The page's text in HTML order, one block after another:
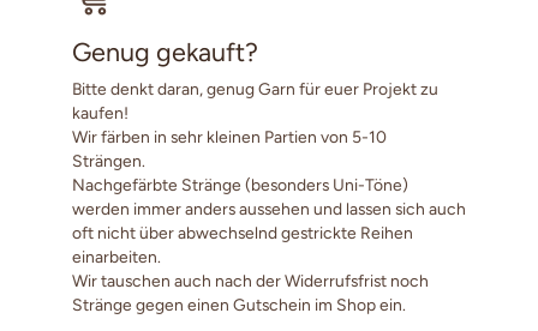
Genug gekauft?
Bitte denkt daran, genug Garn für euer Projekt zu
kaufen!
Wir färben in sehr kleinen Partien von 5-10
Strängen.
Nachgefärbte Stränge (besonders Uni-Töne)
werden immer anders aussehen und lassen sich auch
oft nicht über abwechselnd gestrickte Reihen
einarbeiten.
Wir tauschen auch nach der Widerrufsfrist noch
Stränge gegen einen Gutschein im Shop ein.